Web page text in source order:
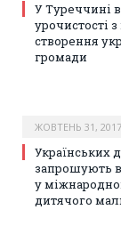
У Туреччині
урочистості
створення
громади
ЖОВТЕНЬ 31, 2017
Українських
запрошують
у
дитячого